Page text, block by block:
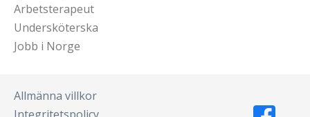
Arbetsterapeut
Undersköterska
Jobb i Norge
Allmänna villkor
Integritetspolicy